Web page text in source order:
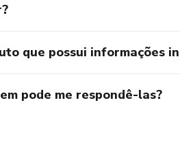
que possui informações
pode me respondê-las?